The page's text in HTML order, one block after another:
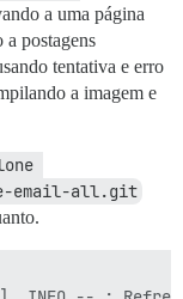
a uma página
postagens
tentativa e erro
a imagem e
email-all.git